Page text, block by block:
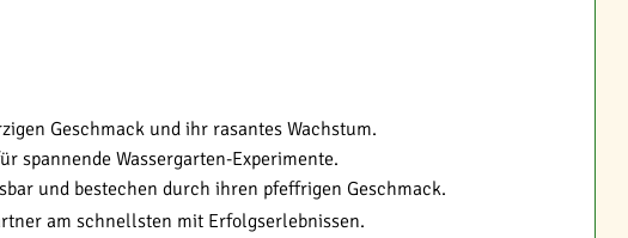
Geschmack und ihr rasantes Wachstum.
spannende Wassergarten-Experimente.
und bestechen durch ihren pfeffrigen Geschmack.
am schnellsten mit Erfolgserlebnissen.